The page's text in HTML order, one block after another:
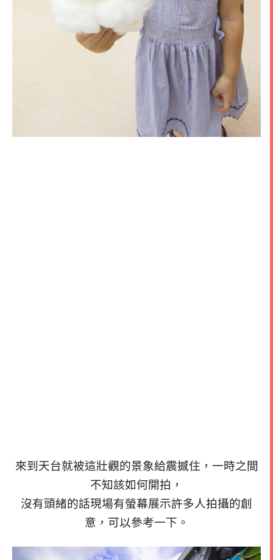
來到天台就被這壯觀的景象給震撼住，一時之間
不知該如何開拍，
沒有頭緒的話現場有螢幕展示許多人拍攝的創
意，可以參考一下。